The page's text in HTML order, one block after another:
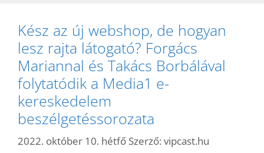
Kész az új webshop, de hogyan
lesz rajta látogató? Forgács
Mariannal és Takács Borbálával
folytatódik a Media1 e-
kereskedelem
beszélgetéssorozata
2022. október 10. hétfő Szerző: vipcast.hu